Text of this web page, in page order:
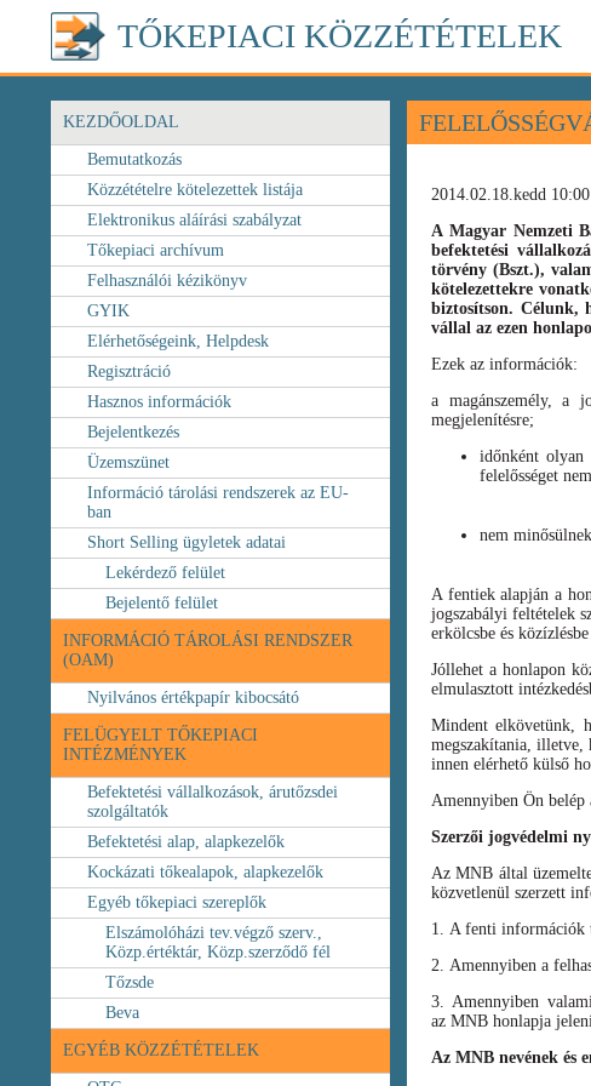
TŐKEPIACI KÖZZÉTÉTELEK
KEZDŐOLDAL
Bemutatkozás
Közzétételre kötelezettek listája
Elektronikus aláírási szabályzat
Tőkepiaci archívum
Felhasználói kézikönyv
GYIK
Elérhetőségeink, Helpdesk
Regisztráció
Hasznos információk
Bejelentkezés
Üzemszünet
Információ tárolási rendszerek az EU-
ban
Short Selling ügyletek adatai
Lekérdező felület
Bejelentő felület
INFORMÁCIÓ TÁROLÁSI RENDSZER
(OAM)
Nyilvános értékpapír kibocsátó
FELÜGYELT TŐKEPIACI
INTÉZMÉNYEK
Befektetési vállalkozások, árutőzsdei
szolgáltatók
Befektetési alap, alapkezelők
Kockázati tőkealapok, alapkezelők
Egyéb tőkepiaci szereplők
Elszámolóházi tev.végző szerv.,
Közp.értéktár, Közp.szerződő fél
Tőzsde
Beva
EGYÉB KÖZZÉTÉTELEK
2014.02.18.kedd 10:00
A Magyar Nemzeti
befektetési
törvény(Bszt.),
kötelezettekre
biztosítson. Célunk,
vállal az ezen
Ezek az információk:
a magánszemély, a
megjelenítésre;
időnként olyan
felelősséget
nem
A fentiek alapján a
jogszabályi feltételek
erkölcsbe és
Jóllehet a honlapon
elmulasztott
Mindent elkövetünk,
megszakítania, illetve,
innen elérhető külső
Amennyiben Ön
Szerzői jogvédelmi
Az MNB által
közvetlenül szerzett
1. A fenti információk
2. Amennyiben a
3. Amennyiben
az MNB honlapja
Az MNB nevének és